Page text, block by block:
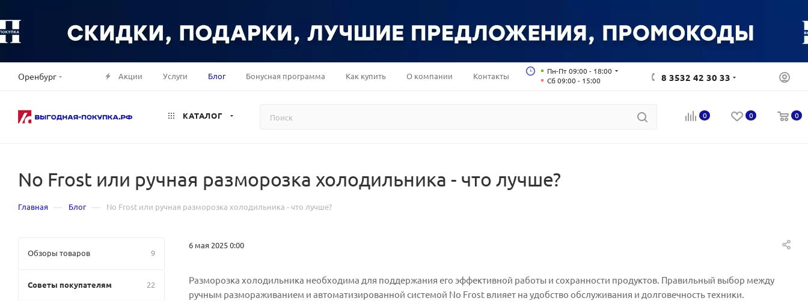
Оренбург Акции Услуги Блог Бонусная программа Как купить О компании Контакты
Пн-Пт 09:00 - 18:00
Сб 09:00 - 15:00
8 3532 42 30 33
КАТАЛОГ 0 0 0
No Frost или ручная разморозка холодильника - что лучше?
Главная — Блог — No Frost или ручная разморозка холодильника - что лучше?
6 мая 2025 0:00
Разморозка холодильника необходима для поддержания его эффективной работы и сохранности продуктов. Правильный выбор между
ручным размораживанием и автоматизированной системой No Frost влияет на удобство обслуживания и долговечность техники.
Обзоры товаров 9
Советы покупателям 22